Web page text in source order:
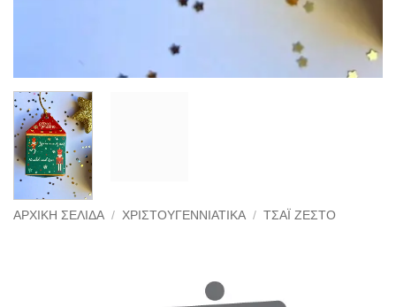
ΑΡΧΙΚΉ ΣΕΛΊΔΑ / ΧΡΙΣΤΟΥΓΕΝΝΙΆΤΙΚΑ / ΤΣΆΙ ΖΕΣΤΌ